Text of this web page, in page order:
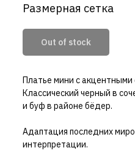
Размерная сетка
Out of stock
Платье мини с акцентными
Классический черный в
и буф в районе бёдер.
Адаптация последних
интерпретации.